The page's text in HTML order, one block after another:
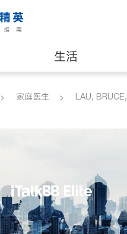
生活
律师
非盈利组织
家庭医生
LAU, BRUCE,